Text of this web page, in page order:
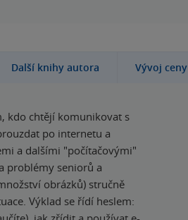
Další knihy autora Vývoj ceny
kdo chtějí komunikovat s
po internetu a
a dalšími "počítačovými"
problémy seniorů a
obrázků) stručně
Výklad se řídí heslem: